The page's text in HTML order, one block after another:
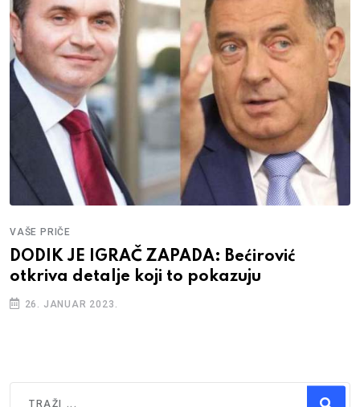
VAŠE PRIČE
DODIK JE IGRAČ ZAPADA: Bećirović
otkriva detalje koji to pokazuju
26. JANUAR 2023.